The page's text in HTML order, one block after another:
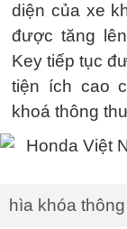
diện của xe
được tăng
Key tiếp tục
tiện ích cao
khoá thông
hìa khóa